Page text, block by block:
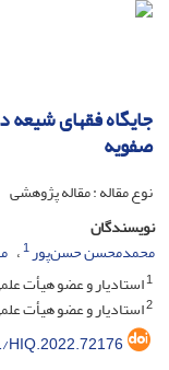
جایگاه فقهای شیعه
صفویه
نوع مقاله : مقاله پژوهشی
نویسندگان
محمدمحسن حسن‌پور1
1استادیار و عضو هیأت
2استادیار و عضو هیأت
HIQ.2022.72176